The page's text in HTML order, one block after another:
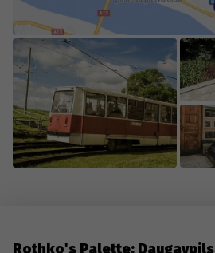
Rothko's Palette: Daugavpils